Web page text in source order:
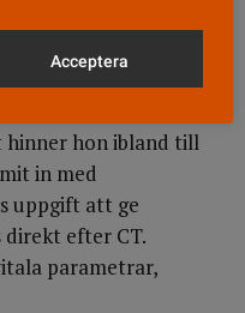
hinner hon ibland till
in med
uppgift att ge
efter CT.
parametrar,
Acceptera